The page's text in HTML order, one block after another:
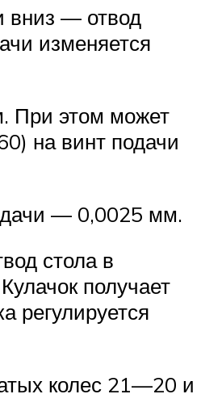
вниз — отвод
изменяется
При этом может
на винт подачи
— 0,0025 мм.
стола в
получает
регулируется
колес 21—20 и